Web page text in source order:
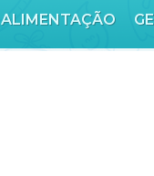
ALIMENTAÇÃO